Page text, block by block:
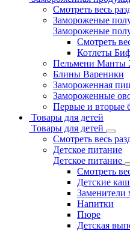
Смотреть весь
Замороженые
Замороженые
Смотреть
Котлеты
Пельмени Манты
Блины Вареники
Замороженная
Замороженные
Первые и вторые
Товары для детей
Товары для детей
Смотреть весь
Детское питание
Детское питание
Смотреть
Детские
Заменители
Напитки
Пюре
Детская